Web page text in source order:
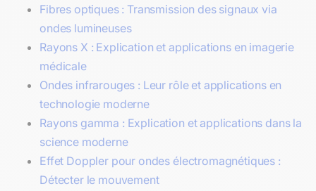
Fibres optiques : Transmission des signaux via
ondes lumineuses
Rayons X : Explication et applications en imagerie
médicale
Ondes infrarouges : Leur rôle et applications en
technologie moderne
Rayons gamma : Explication et applications dans la
science moderne
Effet Doppler pour ondes électromagnétiques :
Détecter le mouvement